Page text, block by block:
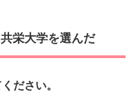
栄大学を選んだ
ださい。